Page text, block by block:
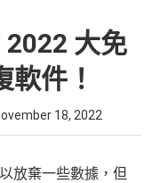
2022 大免
件！
18, 2022
放棄一些數據，但